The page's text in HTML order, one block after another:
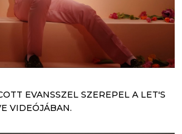
EVANSSZEL SZEREPEL A LET'S
VIDEÓJÁBAN.